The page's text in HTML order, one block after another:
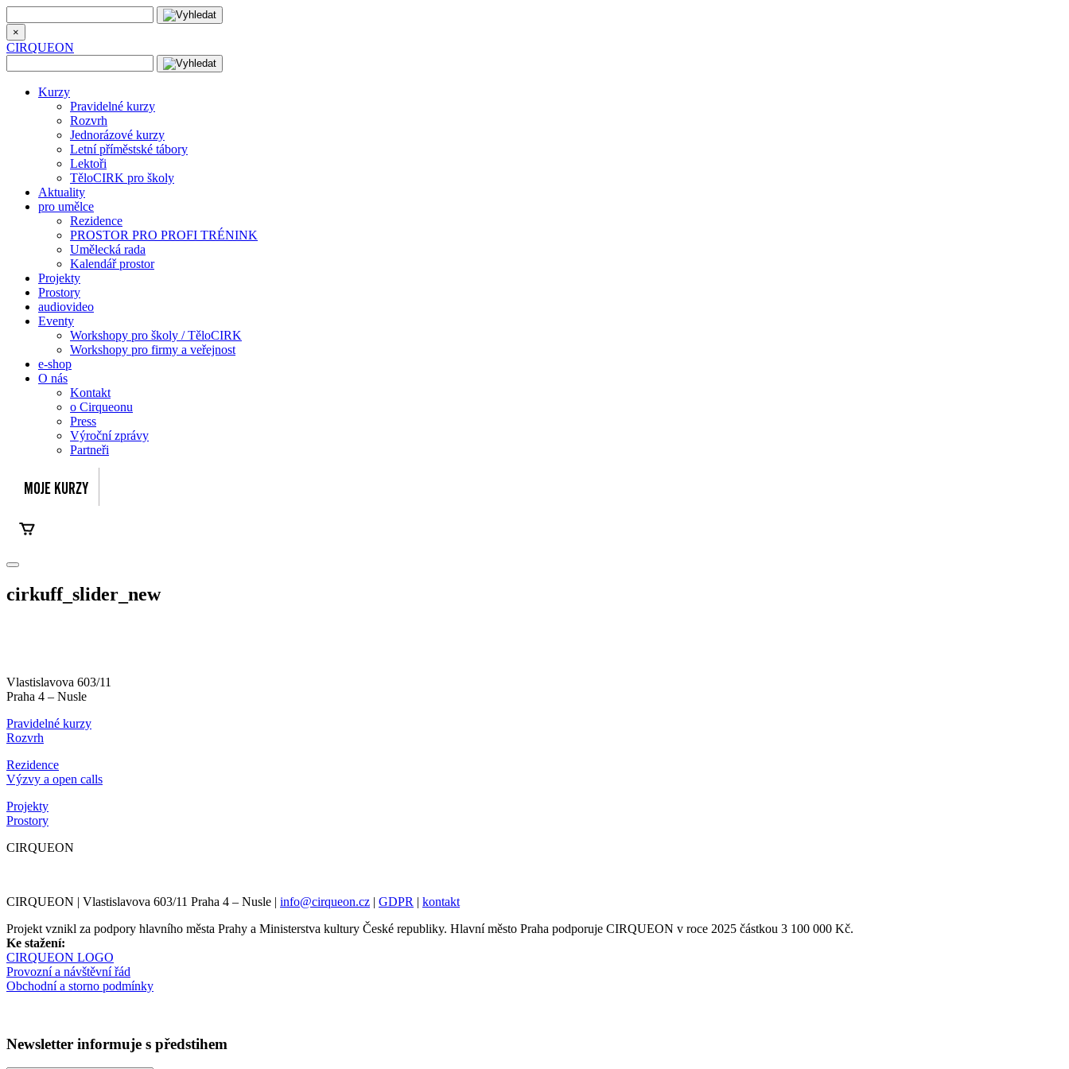
×
CIRQUEON
Kurzy
Pravidelné kurzy
Rozvrh
Jednorázové kurzy
Letní příměstské tábory
Lektoři
TěloCIRK pro školy
Aktuality
pro umělce
Rezidence
PROSTOR PRO PROFI TRÉNINK
Umělecká rada
Kalendář prostor
Projekty
Prostory
audiovideo
Eventy
Workshopy pro školy / TěloCIRK
Workshopy pro firmy a veřejnost
e-shop
O nás
Kontakt
o Cirqueonu
Press
Výroční zprávy
Partneři
cirkuff_slider_new
Vlastislavova 603/11
Praha 4 – Nusle
Pravidelné kurzy
Rozvrh
Rezidence
Výzvy a open calls
Projekty
Prostory
CIRQUEON
CIRQUEON | Vlastislavova 603/11 Praha 4 – Nusle | info@cirqueon.cz | GDPR | kontakt
Projekt vznikl za podpory hlavního města Prahy a Ministerstva kultury České republiky. Hlavní město Praha podporuje CIRQUEON v roce 2025 částkou 3 100 000 Kč.
Ke stažení:
CIRQUEON LOGO
Provozní a návštěvní řád
Obchodní a storno podmínky
Newsletter informuje s předstihem